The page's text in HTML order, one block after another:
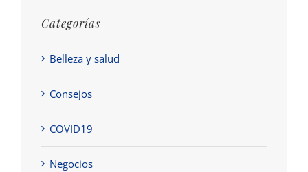
Categorías
Belleza y salud
Consejos
COVID19
Negocios